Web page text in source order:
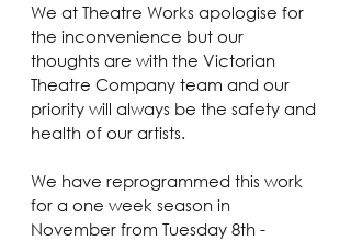
We at Theatre Works apologise for
the inconvenience but our
thoughts are with the Victorian
Theatre Company team and our
priority will always be the safety and
health of our artists.
We have reprogrammed this work
for a one week season in
November from Tuesday 8th -